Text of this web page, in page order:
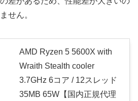
せん。
AMD Ryzen 5 5600X with
Wraith Stealth cooler
3.7GHz 6コア / 12スレッド
35MB 65W【国内正規代理